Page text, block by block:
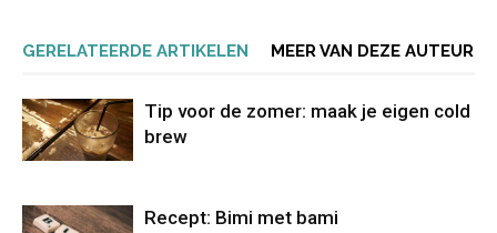
GERELATEERDE ARTIKELEN MEER VAN DEZE AUTEUR
Tip voor de zomer: maak je eigen cold
brew
Recept: Bimi met bami